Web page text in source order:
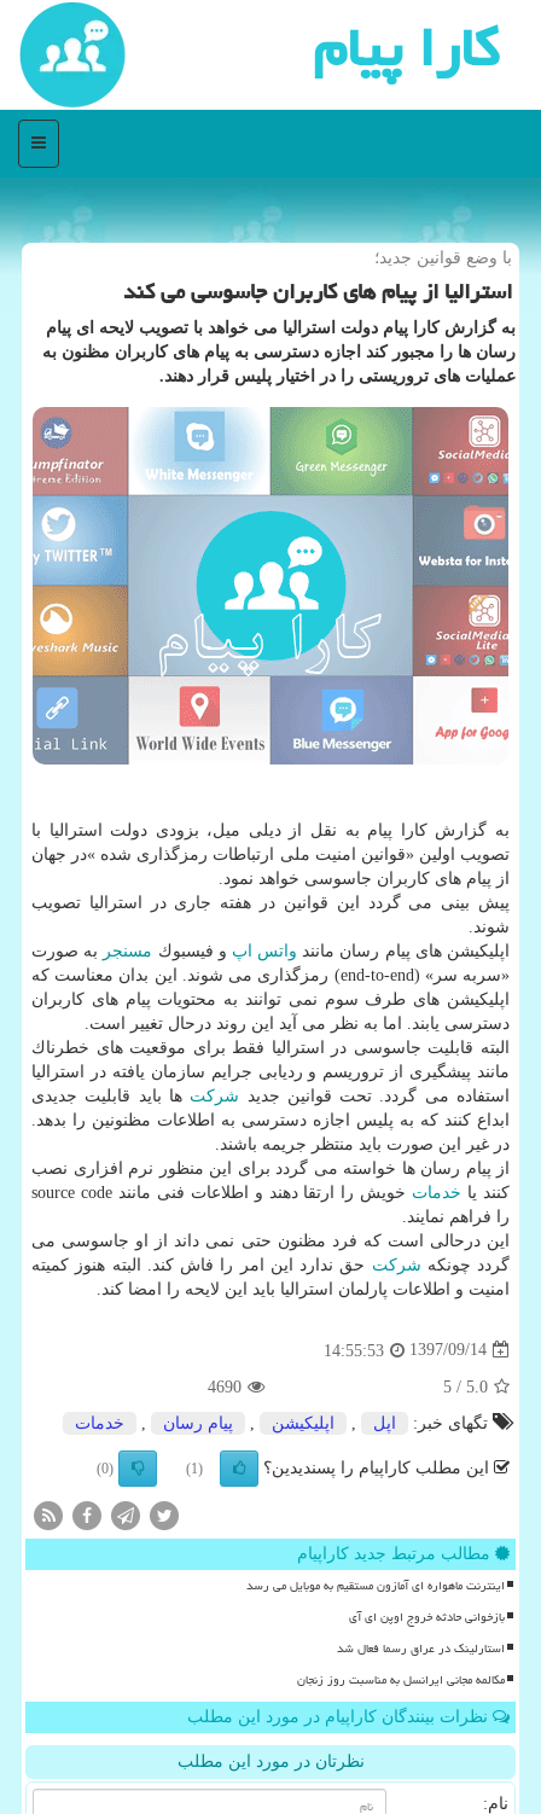
كارا پیام
منو
با وضع قوانین جدید؛
استرالیا از پیام های كاربران جاسوسی می كند
به گزارش كارا پیام دولت استرالیا می خواهد با تصویب لایحه ای پیام
رسان ها را مجبور كند اجازه دسترسی به پیام های كاربران مظنون به
عملیات های تروریستی را در اختیار پلیس قرار دهند.
به گزارش كارا پیام به نقل از دیلی میل، بزودی دولت استرالیا با
تصویب اولین «قوانین امنیت ملی ارتباطات رمزگذاری شده »در جهان
از پیام های كاربران جاسوسی خواهد نمود.
پیش بینی می گردد این قوانین در هفته جاری در استرالیا تصویب
شوند.
اپلیكیشن های پیام رسان مانند واتس اپ و فیسبوك مسنجر به صورت
«سربه سر» (end-to-end) رمزگذاری می شوند. این بدان معناست كه
اپلیكیشن های طرف سوم نمی توانند به محتویات پیام های كاربران
دسترسی یابند. اما به نظر می آید این روند درحال تغییر است.
البته قابلیت جاسوسی در استرالیا فقط برای موقعیت های خطرناك
مانند پیشگیری از تروریسم و ردیابی جرایم سازمان یافته در استرالیا
استفاده می گردد. تحت قوانین جدید شركت ها باید قابلیت جدیدی
ابداع كنند كه به پلیس اجازه دسترسی به اطلاعات مظنونین را بدهد.
در غیر این صورت باید منتظر جریمه باشند.
از پیام رسان ها خواسته می گردد برای این منظور نرم افزاری نصب
كنند یا خدمات
خویش را ارتقا دهند و اطلاعات فنی مانند source code
را فراهم نمایند.
این درحالی است كه فرد مظنون حتی نمی داند از او جاسوسی می
گردد چونكه شركت حق ندارد این امر را فاش كند. البته هنوز كمیته
امنیت و اطلاعات پارلمان استرالیا باید این لایحه را امضا كند.
1397/09/14
14:55:53
5.0
/ 5
4690
تگهای خبر:
اپل اپلیكیشن پیام رسان خدمات
این مطلب کاراپیام را پسندیدین؟ (1)
(0)
مطالب مرتبط جدید کاراپیام
اینترنت ماهواره ای آمازون مستقیم به موبایل می رسد
بازخوانی حادثه خروج اوپن ای آی
استارلینک در عراق رسما فعال شد
مکالمه مجانی ایرانسل به مناسبت روز زنجان
نظرات بینندگان کاراپیام در مورد این مطلب
نظرتان در مورد این مطلب
نام: